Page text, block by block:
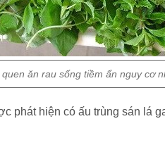
quen ăn rau sống tiềm ẩn nguy cơ
phát hiện có ấu trùng sán lá